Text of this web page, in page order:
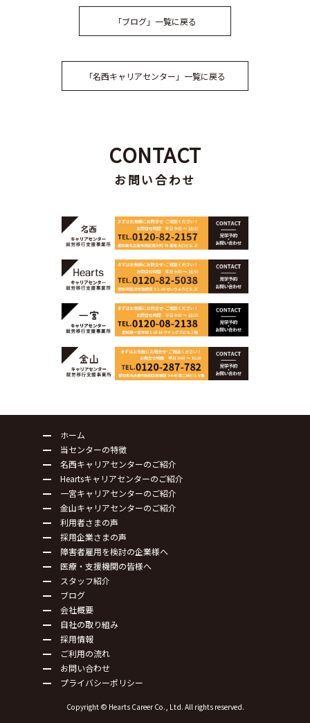
「ブログ」一覧に戻る
「名西キャリアセンター」一覧に戻る
CONTACT
お問い合わせ
ホーム
当センターの特徴
名西キャリアセンターのご紹介
Heartsキャリアセンターのご紹介
一宮キャリアセンターのご紹介
金山キャリアセンターのご紹介
利用者さまの声
採用企業さまの声
障害者雇用を検討の企業様へ
医療・支援機関の皆様へ
スタッフ紹介
ブログ
会社概要
自社の取り組み
採用情報
ご利用の流れ
お問い合わせ
プライバシーポリシー
Copyright © Hearts Career Co., Ltd. All rights reserved.